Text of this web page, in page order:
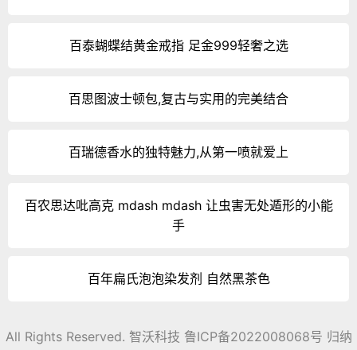
百泰蝴蝶结黄金戒指 足金999轻奢之选
百思图波士顿包,复古与实用的完美结合
百瑞德香水的独特魅力,从第一喷就爱上
百农思达吡高克 mdash mdash 让虫害无处遁形的小能
手
百年扁氏泡泡染发剂 自然黑茶色
All Rights Reserved. 智沃科技 鲁ICP备2022008068号 归纳